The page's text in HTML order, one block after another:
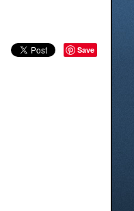
Save